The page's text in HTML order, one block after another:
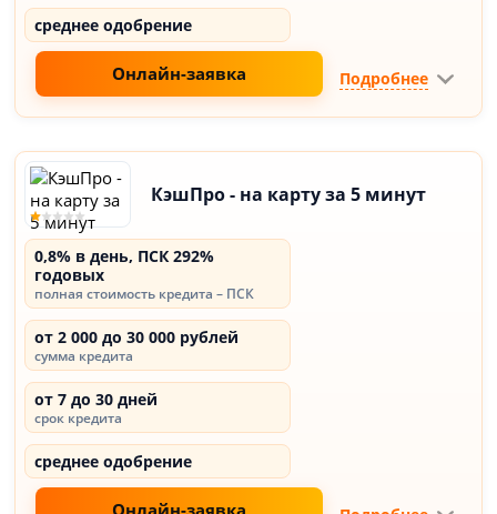
среднее одобрение
Онлайн-заявка Подробнее
КэшПро - на карту за 5 минут
0,8% в день, ПСК 292%
годовых
полная стоимость кредита – ПСК
от 2 000 до 30 000 рублей
сумма кредита
от 7 до 30 дней
срок кредита
среднее одобрение
Онлайн-заявка